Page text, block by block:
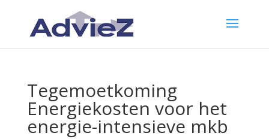
Tegemoetkoming
Energiekosten voor het
energie-intensieve mkb